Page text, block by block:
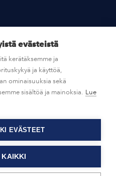
evästeistä
kerätäksemme ja
ja käyttöä,
ominaisuuksia sekä
sisältöä ja mainoksia. Lue
EVÄSTEET
KAIKKI